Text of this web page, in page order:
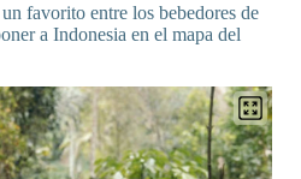
favorito entre los bebedores de
a Indonesia en el mapa del